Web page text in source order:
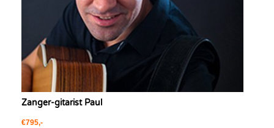
Zanger-gitarist Paul
€795,-